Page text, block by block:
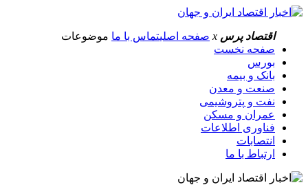
اقتصاد پرس x صفحه اصلیتماس با ما موضوعات
صفحه نخست
بورس
بانک و بیمه
صنعت و معدن
نفت و پتروشیمی
عمران و مسکن
فناوری اطلاعات
انتصابات
ارتباط با ما